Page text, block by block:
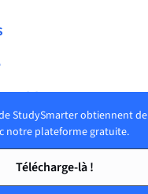
Tables des matières
Tables des matières
StudySmarter obtiennent de
notre plateforme gratuite.
Télécharge-là !